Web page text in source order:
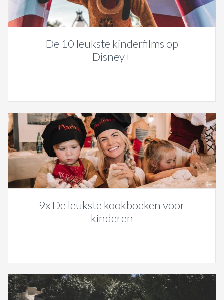
De 10 leukste kinderfilms op
Disney+
9x De leukste kookboeken voor
kinderen